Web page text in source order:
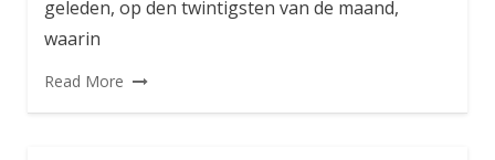
geleden, op den twintigsten van de maand,
waarin
Read More